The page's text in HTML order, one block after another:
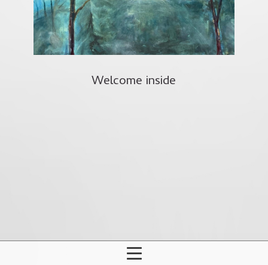
Welcome inside